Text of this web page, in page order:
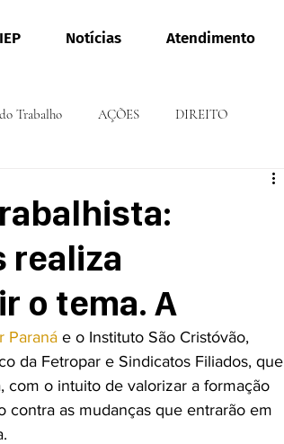
IEP Notícias Atendimento
Trabalho AÇÕES DIREITO
realiza
o tema. A
Paraná e o Instituto São Cristóvão,
da Fetropar e Sindicatos Filiados, que
o intuito de valorizar a formação
contra as mudanças que entrarão em